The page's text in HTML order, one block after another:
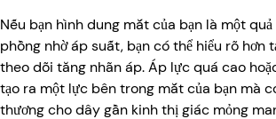
Nếu bạn hình dung mắt của bạn là một
phồng nhờ áp suất, bạn có thể hiểu rõ hơn
theo dõi tăng nhãn áp. Áp lực quá cao
tạo ra một lực bên trong mắt của bạn mà
thương cho dây gần kinh thị giác mỏng